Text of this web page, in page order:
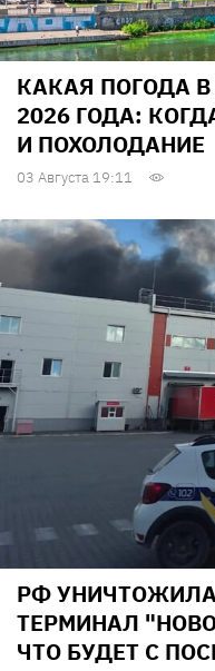
КАКАЯ ПОГОДА В
2026 ГОДА:
И ПОХОЛОДАНИЕ
03 Августа 19:11
РФ
ТЕРМИНАЛ
ЧТО БУДЕТ С